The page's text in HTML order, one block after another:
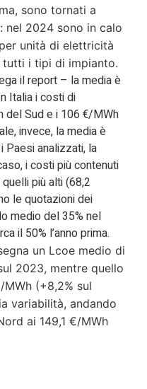
sono tornati a
nel 2024 sono in calo
unità di elettricità
i tipi di impianto.
il report – la media è
Italia i costi di
del Sud e i 106 €/MWh
invece, la media è
Paesi analizzati, la
i costi più contenuti
più alti (68,2
le quotazioni dei
medio del 35% nel
il 50% l’anno prima.
un Lcoe medio di
2023, mentre quello
(+8,2% sul
variabilità, andando
ai 149,1 €/MWh